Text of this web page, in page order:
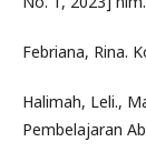
Febriana, Rina.
Halimah, Leli.,
Pembelajaran